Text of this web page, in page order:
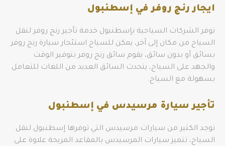
ايجار رنج روفر في إسطنبول
توفر الشركات السياحية بإسطنبول خدمة تأجير رنج روفر لنقل
السياح من مكان إلى آخر، يمكن للسياح استئجار سيارة رنج روفر
بسائق أو بدون سائق، يقوم سائق رنج روفر بتوفير الوقت
والجهد على السياح، يتحدث السائق العديد من اللغات للتعامل
بسهولة مع السياح.
تأجير سيارة مرسيدس في إسطنبول
توجد الكثير من سيارات مرسيدس التي توفرها إسطنبول لنقل
السياح، تتميز سيارات المرسيدس بالمقاعد المريحة علاوة على